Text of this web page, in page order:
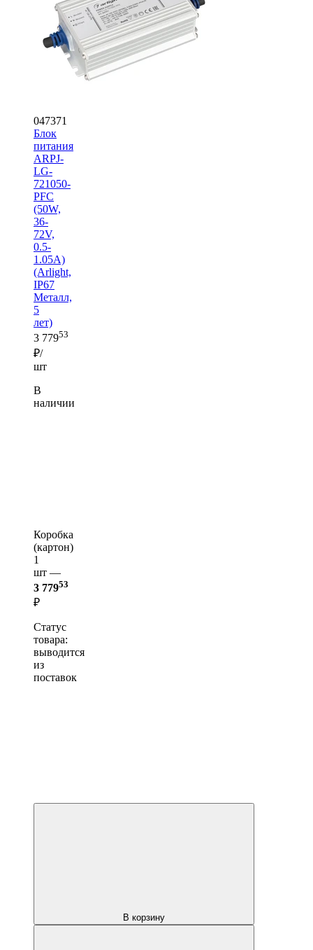
047371
Блок
питания
ARPJ-
LG-
721050-
PFC
(50W,
36-
72V,
0.5-
1.05A)
(Arlight,
IP67
Металл,
5
лет)
3 77953
₽/
шт
В
наличии
Коробка
(картон)
1
шт —
3 77953
₽
Статус
товара:
выводится
из
поставок
В корзину